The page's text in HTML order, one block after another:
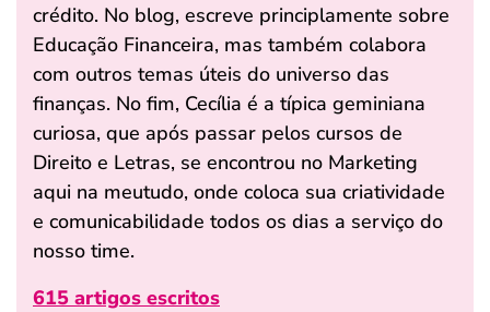
crédito. No blog, escreve principlamente sobre
Educação Financeira, mas também colabora
com outros temas úteis do universo das
finanças. No fim, Cecília é a típica geminiana
curiosa, que após passar pelos cursos de
Direito e Letras, se encontrou no Marketing
aqui na meutudo, onde coloca sua criatividade
e comunicabilidade todos os dias a serviço do
nosso time.
615 artigos escritos